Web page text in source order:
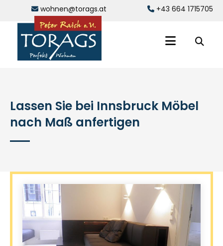
 wohnen@torags.at  +43 664 1715705
Lassen Sie bei Innsbruck Möbel
nach Maß anfertigen